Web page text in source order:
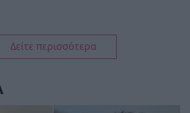
Δείτε περισσότερα